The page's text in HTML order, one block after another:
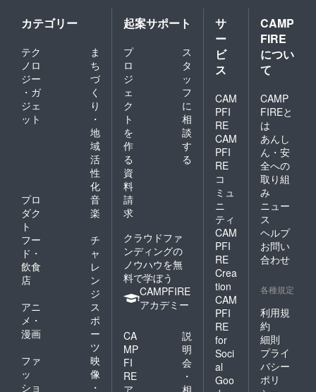
くださ
い） ※
大人
（高校
生以
上）1名
の参加
す。 ※
工具は
ご用意
しま
す。 ※
詳細の
ご案内
をお申
し込み
後にお
送りし
ます。
カテゴリー
テク
ノロ
ジー
・ガ
ジェ
ット
ま
ち
づ
く
り
・
地
域
活
性
化
プロ
ダク
ト
音
楽
フー
ド・
飲食
店
チ
ャ
レ
ン
ジ
アニ
メ・
漫画
ス
ポ
ー
ツ
ファ
ッ
ショ
映
像
・
起案サポート
プ
ロ
ジ
ェ
ク
ト
を
作
る
ス
タ
ッ
フ
に
相
談
す
る
資
料
請
求
クラウドファ
ンディングの
ノウハウを無
料で学ぼう
CAMPFIRE
アカデミー
CA
MP
FI
RE
ア
説
明
会
・
相
サ
ー
ビ
ス
CAM
PFI
RE
CAM
PFI
RE
コ
ミュ
ニ
ティ
CAM
PFI
RE
Crea
tion
CAM
PFI
RE
for
Soci
al
Goo
CAMP
FIRE
につい
て
CAMP
FIREと
は
あんし
ん・安
全への
取り組
み
ニュー
ス
ヘルプ
お問い
合わせ
各種規定
利用規
約
細則
プライ
バシー
ポリ